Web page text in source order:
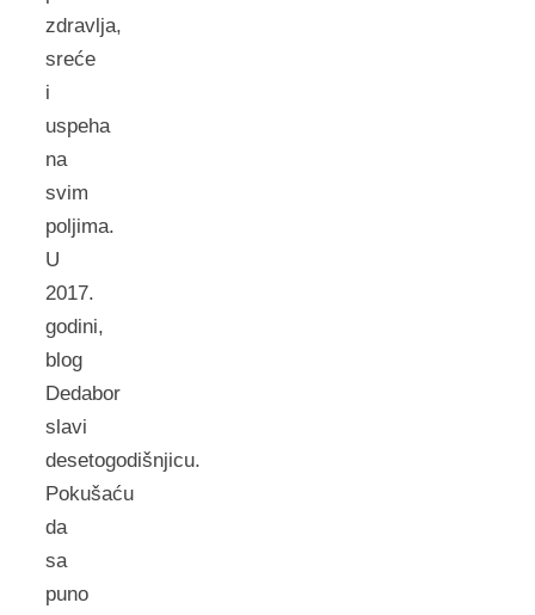
zdravlja,
sreće
i
uspeha
na
svim
poljima.
U
2017.
godini,
blog
Dedabor
slavi
desetogodišnjicu.
Pokušaću
da
sa
puno